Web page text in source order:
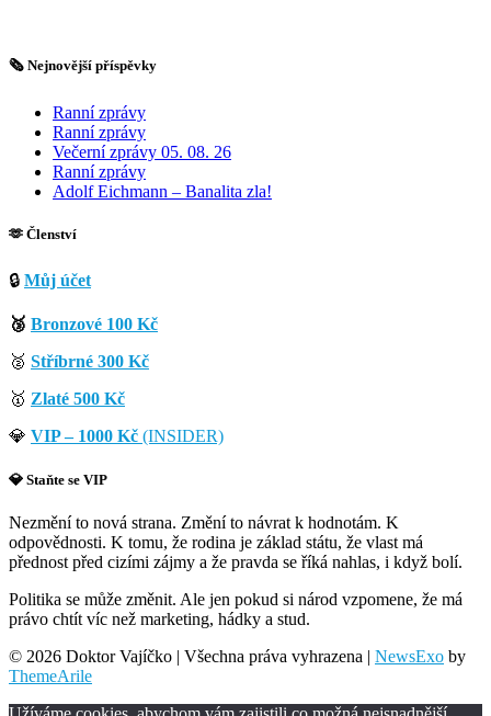
🗞️ Nejnovější příspěvky
Ranní zprávy
Ranní zprávy
Večerní zprávy 05. 08. 26
Ranní zprávy
Adolf Eichmann – Banalita zla!
🫶 Členství
🔒 Můj účet
🥉 Bronzové 100 Kč
🥈 Stříbrné 300 Kč
🥇 Zlaté 500 Kč
💎 VIP – 1000 Kč (INSIDER)
💎 Staňte se VIP
Nezmění to nová strana. Změní to návrat k hodnotám. K
odpovědnosti. K tomu, že rodina je základ státu, že vlast má
přednost před cizími zájmy a že pravda se říká nahlas, i když bolí.
Politika se může změnit. Ale jen pokud si národ vzpomene, že má
právo chtít víc než marketing, hádky a stud.
© 2026 Doktor Vajíčko | Všechna práva vyhrazena | NewsExo by
ThemeArile